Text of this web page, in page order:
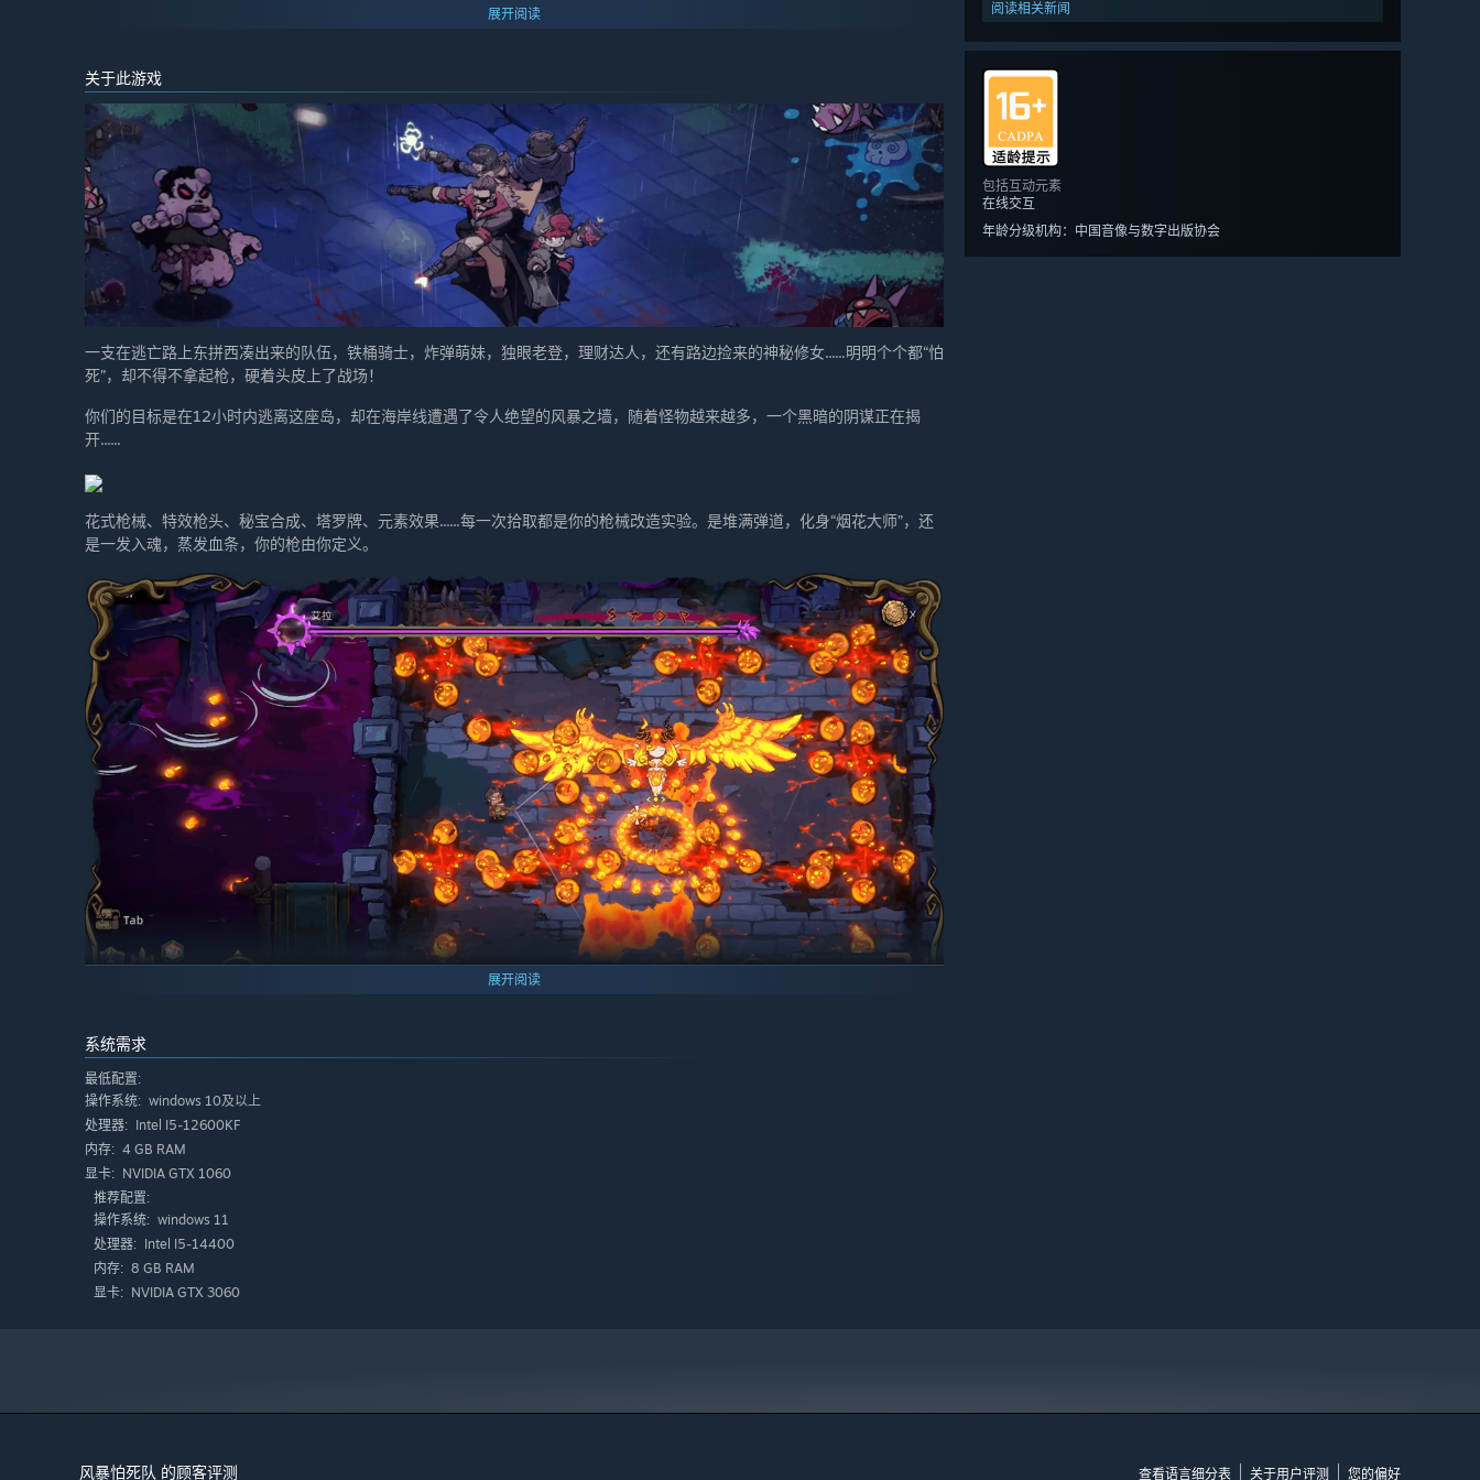
阅读相关新闻
包括互动元素
在线交互
年龄分级机构：中国音像与数字出版协会
展开阅读
关于此游戏
一支在逃亡路上东拼西凑出来的队伍，铁桶骑士，炸弹萌妹，独眼老登，理财达人，还有路边捡来的神秘修女......明明个个都“怕
死”，却不得不拿起枪，硬着头皮上了战场！
你们的目标是在12小时内逃离这座岛，却在海岸线遭遇了令人绝望的风暴之墙，随着怪物越来越多，一个黑暗的阴谋正在揭
开......
花式枪械、特效枪头、秘宝合成、塔罗牌、元素效果......每一次拾取都是你的枪械改造实验。是堆满弹道，化身“烟花大师”，还
是一发入魂，蒸发血条，你的枪由你定义。
注意词缀！这才是“胡牌”的关键。［碎裂］、［启程］、［生长］、［末弹］、［紊乱］......没有固定套路，只有你想不到的效
果！
展开阅读
系统需求
最低配置:
操作系统: windows 10及以上
处理器: Intel I5-12600KF
内存: 4 GB RAM
显卡: NVIDIA GTX 1060
推荐配置:
操作系统: windows 11
处理器: Intel I5-14400
内存: 8 GB RAM
显卡: NVIDIA GTX 3060
风暴怕死队 的顾客评测 查看语言细分表 关于用户评测 您的偏好